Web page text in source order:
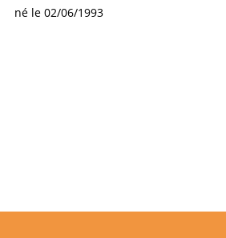
né le 02/06/1993